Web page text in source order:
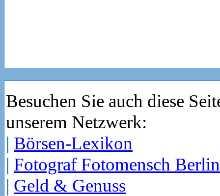
Besuchen Sie auch diese
unserem Netzwerk:
| Börsen-Lexikon
| Fotograf Fotomensch Berlin
| Geld & Genuss